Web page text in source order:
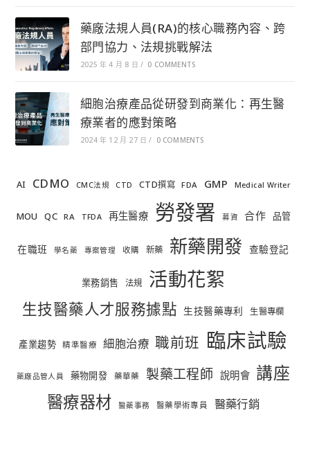
藥廠法規人員(RA)的核心職務內容、跨
部門協力、法規挑戰解法
2025 年 4 月 8 日 / 0 COMMENTS
細胞治療產品從研發到商業化：再生醫
療業者的應對策略
2024 年 12 月 27 日 / 0 COMMENTS
AI CDMO CMC法規 CTD CTD撰寫 FDA GMP Medical Writer
MOU QC RA TFDA 再生醫療 勞發署 募資 合作 品管
在職班 學名藥 專案管理 收購 新藥 新藥開發 查驗登記
業務銷售 法規 活動花絮
生技醫藥人才服務據點 生技醫藥專利 生醫專欄
產業趨勢 精準醫療 細胞治療 職前班 臨床試驗
藥廠品管人員 藥物開發 藥華藥 製藥工程師 說明會 講座
醫療器材 醫藥事務 醫藥學術專員 醫藥行銷